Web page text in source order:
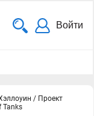
Войти
/ Проект
Tanks